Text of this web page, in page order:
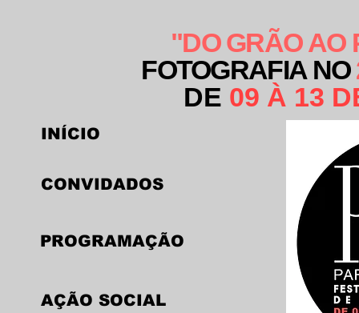
"DO GRÃO AO
FOTOGRAFIA NO
DE 09 À 13
INÍCIO
CONVIDADOS
PROGRAMAÇÃO
AÇÃO SOCIAL